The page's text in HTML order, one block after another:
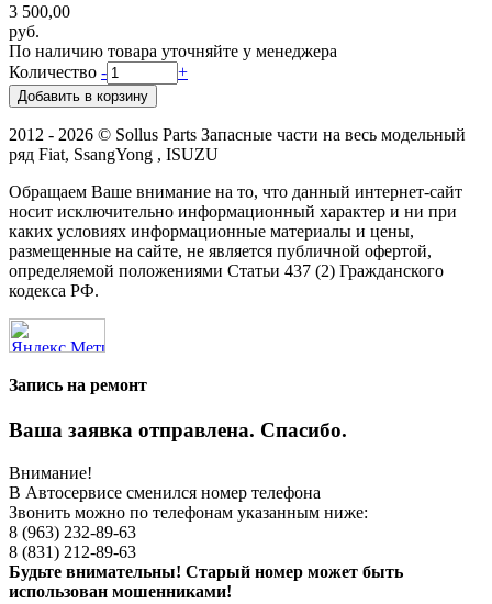
3 500,00
руб.
По наличию товара уточняйте у менеджера
Количество - +
2012 - 2026 © Sollus Parts Запасные части на весь модельный
ряд Fiat, SsangYong , ISUZU
Обращаем Ваше внимание на то, что данный интернет-сайт
носит исключительно информационный характер и ни при
каких условиях информационные материалы и цены,
размещенные на сайте, не является публичной офертой,
определяемой положениями Статьи 437 (2) Гражданского
кодекса РФ.
Запись на ремонт
Ваша заявка отправлена. Спасибо.
Внимание!
В Автосервисе сменился номер телефона
Звонить можно по телефонам указанным ниже:
8 (963) 232-89-63
8 (831) 212-89-63
Будьте внимательны! Старый номер может быть
использован мошенниками!